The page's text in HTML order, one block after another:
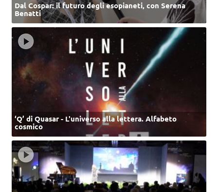
Dal Cospar: il futuro degli esopianeti, con Serena
Benatti
‘Q’ di Quasar - L'universo alla lettera. Alfabeto
cosmico